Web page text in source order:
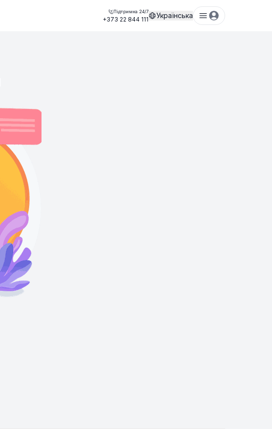
Підтримка 24/7
+373 22 844 111 Українська